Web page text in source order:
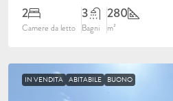
2
Camere da letto
3
Bagni
280
m²
IN VENDITA ABITABILE BUONO